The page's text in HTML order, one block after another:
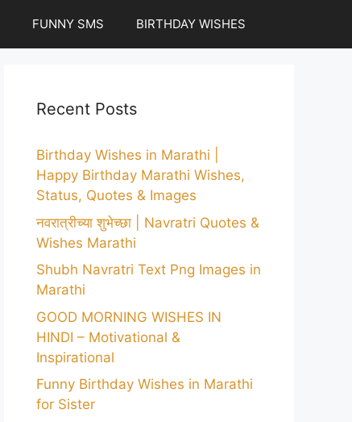
FUNNY SMS BIRTHDAY WISHES
Recent Posts
Birthday Wishes in Marathi |
Happy Birthday Marathi Wishes,
Status, Quotes & Images
नवरात्रीच्या शुभेच्छा | Navratri Quotes &
Wishes Marathi
Shubh Navratri Text Png Images in
Marathi
GOOD MORNING WISHES IN
HINDI – Motivational &
Inspirational
Funny Birthday Wishes in Marathi
for Sister